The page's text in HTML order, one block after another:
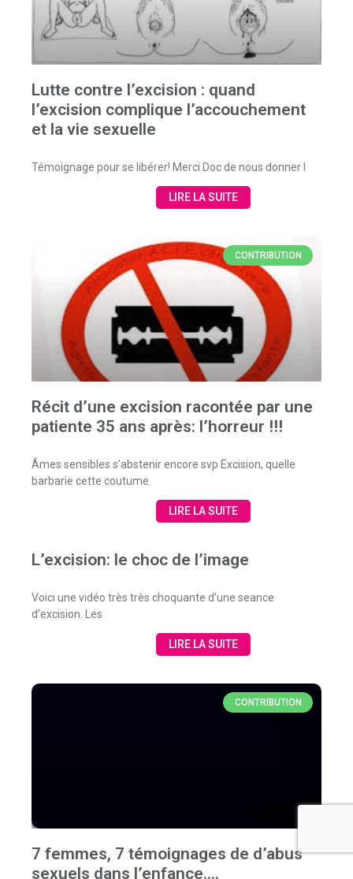
Lutte contre l’excision : quand
l’excision complique l’accouchement
et la vie sexuelle
Témoignage pour se libérer! Merci Doc de nous donner l
LIRE LA SUITE
CONTRIBUTION
Récit d’une excision racontée par une
patiente 35 ans après: l’horreur !!!
Âmes sensibles s’abstenir encore svp Excision, quelle
barbarie cette coutume.
LIRE LA SUITE
L’excision: le choc de l’image
Voici une vidéo très très choquante d’une seance
d’excision. Les
LIRE LA SUITE
CONTRIBUTION
7 femmes, 7 témoignages de d’abus
sexuels dans l’enfance….